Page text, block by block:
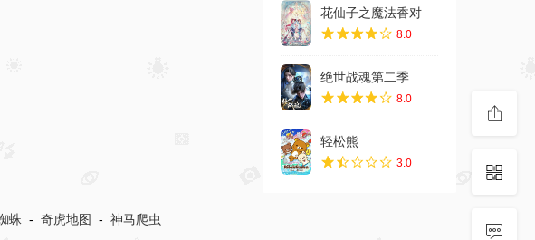
花仙子之魔法香对
8.0
绝世战魂第二季
8.0
轻松熊
3.0